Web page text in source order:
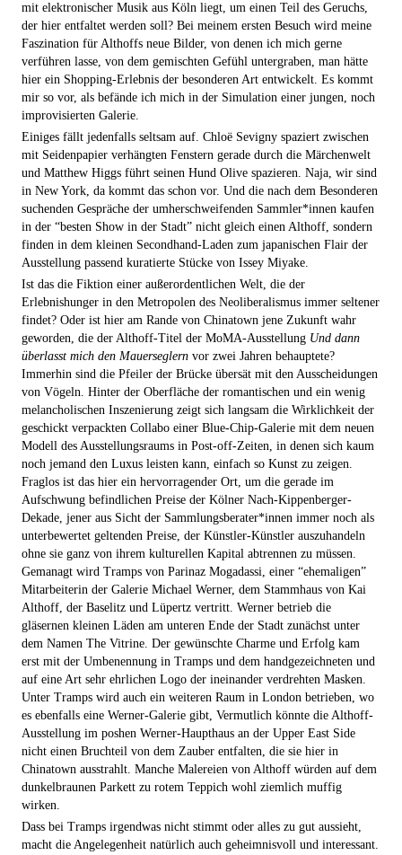
mit elektronischer Musik aus Köln liegt, um einen Teil des Geruchs,
der hier entfaltet werden soll? Bei meinem ersten Besuch wird meine
Faszination für Althoffs neue Bilder, von denen ich mich gerne
verführen lasse, von dem gemischten Gefühl untergraben, man hätte
hier ein Shopping-Erlebnis der besonderen Art entwickelt. Es kommt
mir so vor, als befände ich mich in der Simulation einer jungen, noch
improvisierten Galerie.
Einiges fällt jedenfalls seltsam auf. Chloë Sevigny spaziert zwischen
mit Seidenpapier verhängten Fenstern gerade durch die Märchenwelt
und Matthew Higgs führt seinen Hund Olive spazieren. Naja, wir sind
in New York, da kommt das schon vor. Und die nach dem Besonderen
suchenden Gespräche der umherschweifenden Sammler*innen kaufen
in der “besten Show in der Stadt” nicht gleich einen Althoff, sondern
finden in dem kleinen Secondhand-Laden zum japanischen Flair der
Ausstellung passend kuratierte Stücke von Issey Miyake.
Ist das die Fiktion einer außerordentlichen Welt, die der
Erlebnishunger in den Metropolen des Neoliberalismus immer seltener
findet? Oder ist hier am Rande von Chinatown jene Zukunft wahr
geworden, die der Althoff-Titel der MoMA-Ausstellung Und dann
überlasst mich den Mauerseglern vor zwei Jahren behauptete?
Immerhin sind die Pfeiler der Brücke übersät mit den Ausscheidungen
von Vögeln. Hinter der Oberfläche der romantischen und ein wenig
melancholischen Inszenierung zeigt sich langsam die Wirklichkeit der
geschickt verpackten Collabo einer Blue-Chip-Galerie mit dem neuen
Modell des Ausstellungsraums in Post-off-Zeiten, in denen sich kaum
noch jemand den Luxus leisten kann, einfach so Kunst zu zeigen.
Fraglos ist das hier ein hervorragender Ort, um die gerade im
Aufschwung befindlichen Preise der Kölner Nach-Kippenberger-
Dekade, jener aus Sicht der Sammlungsberater*innen immer noch als
unterbewertet geltenden Preise, der Künstler-Künstler auszuhandeln
ohne sie ganz von ihrem kulturellen Kapital abtrennen zu müssen.
Gemanagt wird Tramps von Parinaz Mogadassi, einer “ehemaligen”
Mitarbeiterin der Galerie Michael Werner, dem Stammhaus von Kai
Althoff, der Baselitz und Lüpertz vertritt. Werner betrieb die
gläsernen kleinen Läden am unteren Ende der Stadt zunächst unter
dem Namen The Vitrine. Der gewünschte Charme und Erfolg kam
erst mit der Umbenennung in Tramps und dem handgezeichneten und
auf eine Art sehr ehrlichen Logo der ineinander verdrehten Masken.
Unter Tramps wird auch ein weiteren Raum in London betrieben, wo
es ebenfalls eine Werner-Galerie gibt, Vermutlich könnte die Althoff-
Ausstellung im poshen Werner-Haupthaus an der Upper East Side
nicht einen Bruchteil von dem Zauber entfalten, die sie hier in
Chinatown ausstrahlt. Manche Malereien von Althoff würden auf dem
dunkelbraunen Parkett zu rotem Teppich wohl ziemlich muffig
wirken.
Dass bei Tramps irgendwas nicht stimmt oder alles zu gut aussieht,
macht die Angelegenheit natürlich auch geheimnisvoll und interessant.